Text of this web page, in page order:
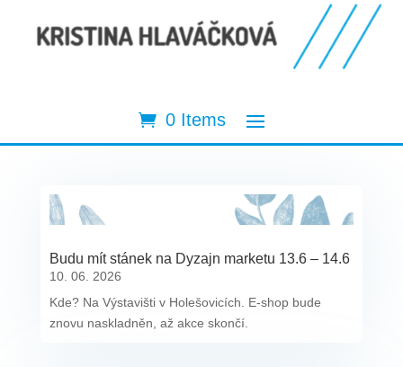
0 Items
Budu mít stánek na Dyzajn marketu 13.6 – 14.6
10. 06. 2026
Kde? Na Výstavišti v Holešovicích. E-shop bude
znovu naskladněn, až akce skončí.